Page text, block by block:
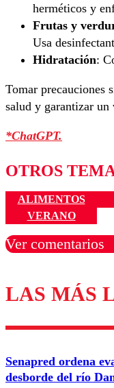
herméticos y
Frutas y
Usa
Hidratación:
Tomar precauciones
salud y garantizar un
*ChatGPT.
OTROS
ALIMENTOS
VERANO
Ver comentarios
Los
Nombre
Correo
LAS MÁS
Senapred ordena
desborde del río